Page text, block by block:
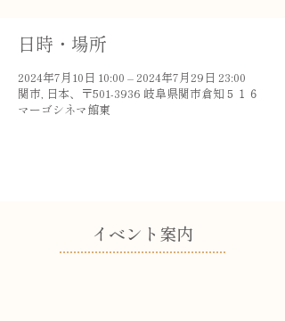
日時・場所
2024年7月10日 10:00 – 2024年7月29日 23:00
関市, 日本、〒501-3936 岐阜県関市倉知５１６
マーゴシネマ館東
​イベント案内